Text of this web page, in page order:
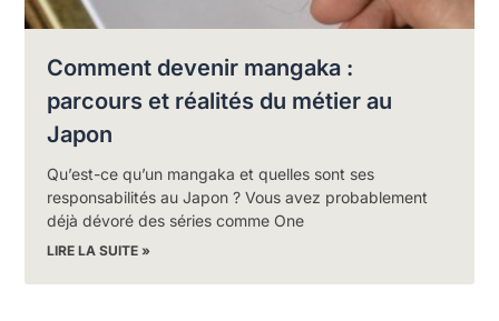
Comment devenir mangaka :
parcours et réalités du métier au
Japon
Qu’est-ce qu’un mangaka et quelles sont ses
responsabilités au Japon ? Vous avez probablement
déjà dévoré des séries comme One
LIRE LA SUITE »